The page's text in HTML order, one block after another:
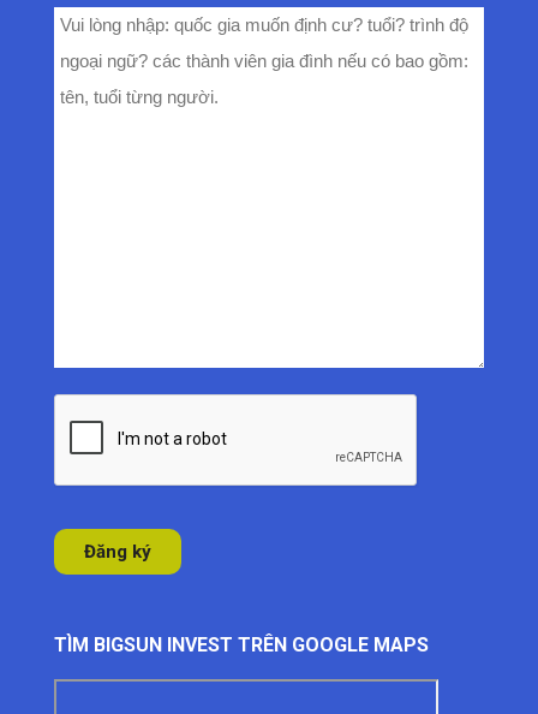
TÌM BIGSUN INVEST TRÊN GOOGLE MAPS